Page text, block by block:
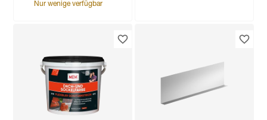
Nur wenige verfügbar